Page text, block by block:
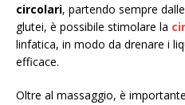
circolari, partendo sempre
glutei, è possibile stimolare la
linfatica, in modo da drenare i
efficace.
Oltre al massaggio, è